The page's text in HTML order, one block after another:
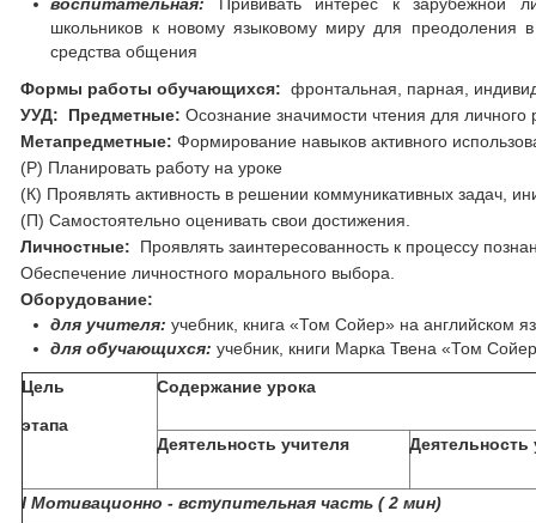
школьников к новому языковому миру для преодоления в
средства общения
Формы работы обучающихся:фронтальная, парная,
УУД: Предметные:Осознание значимости чтения для личного
Метапредметные:Формирование навыков активного
(Р) Планировать работу на уроке
(К) Проявлять активность в решении коммуникативных задач,
(П) Самостоятельно оценивать свои достижения.
Личностные:
Проявлять заинтересованность к процессу
Обеспечение личностного морального выбора.
Оборудование:
для учителя:учебник, книга «Том Сойер» на английском
для обучающихся:учебник, книги Марка Твена «Том
Цель
этапа
Содержание урока
Деятельность учителя Деятельность
I Мотивационно - вступительная часть ( 2 мин)